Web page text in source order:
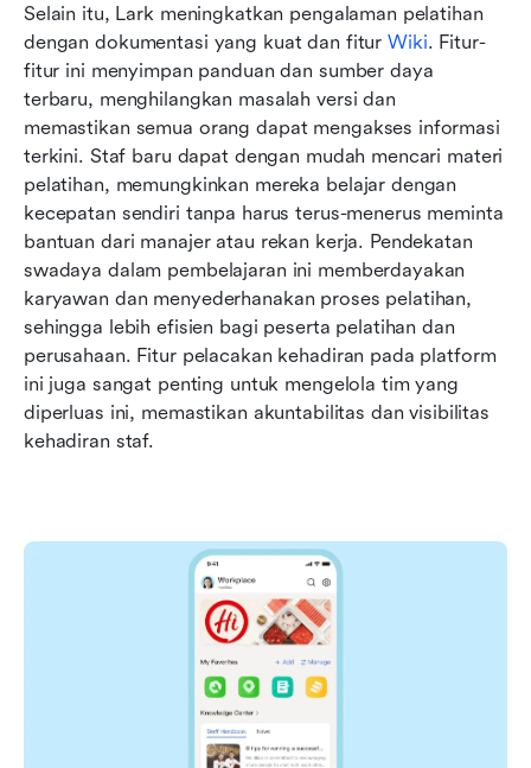
Selain itu, Lark meningkatkan pengalaman pelatihan
dengan dokumentasi yang kuat dan fitur Wiki. Fitur-
fitur ini menyimpan panduan dan sumber daya
terbaru, menghilangkan masalah versi dan
memastikan semua orang dapat mengakses informasi
terkini. Staf baru dapat dengan mudah mencari materi
pelatihan, memungkinkan mereka belajar dengan
kecepatan sendiri tanpa harus terus-menerus meminta
bantuan dari manajer atau rekan kerja. Pendekatan
swadaya dalam pembelajaran ini memberdayakan
karyawan dan menyederhanakan proses pelatihan,
sehingga lebih efisien bagi peserta pelatihan dan
perusahaan. Fitur pelacakan kehadiran pada platform
ini juga sangat penting untuk mengelola tim yang
diperluas ini, memastikan akuntabilitas dan visibilitas
kehadiran staf.